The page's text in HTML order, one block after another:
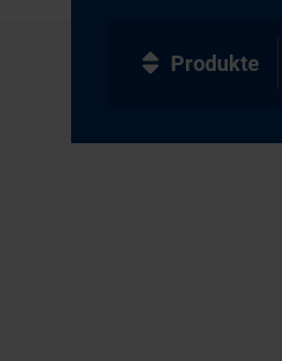
Produkte